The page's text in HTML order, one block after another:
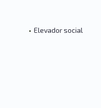
• Elevador social